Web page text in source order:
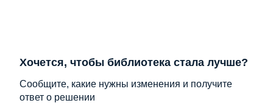
Хочется, чтобы библиотека стала лучше?
Сообщите, какие нужны изменения и получите
ответ о решении